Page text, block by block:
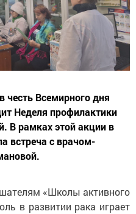
честь Всемирного дня
Неделя профилактики
В рамках этой акции в
встреча с врачом-
«Школы активного
в развитии рака играет